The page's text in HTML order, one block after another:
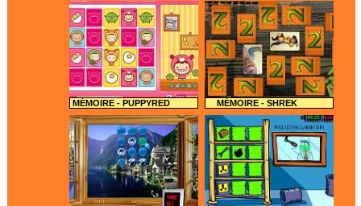
MÉMOIRE - PUPPYRED MÉMOIRE - SHREK